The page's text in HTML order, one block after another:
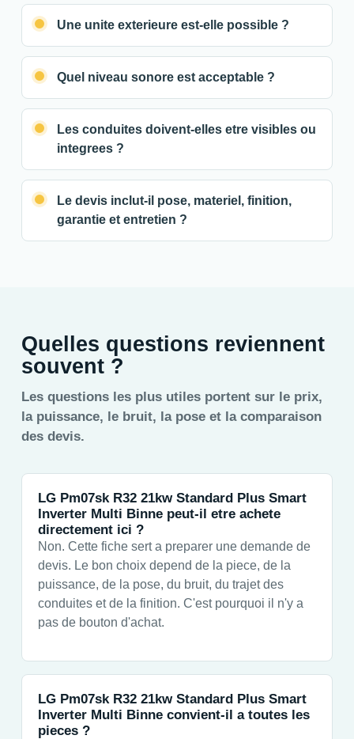
Une unite exterieure est-elle possible ?
Quel niveau sonore est acceptable ?
Les conduites doivent-elles etre visibles ou
integrees ?
Le devis inclut-il pose, materiel, finition,
garantie et entretien ?
Quelles questions reviennent
souvent ?
Les questions les plus utiles portent sur le prix,
la puissance, le bruit, la pose et la comparaison
des devis.
LG Pm07sk R32 21kw Standard Plus Smart
Inverter Multi Binne peut-il etre achete
directement ici ?
Non. Cette fiche sert a preparer une demande de
devis. Le bon choix depend de la piece, de la
puissance, de la pose, du bruit, du trajet des
conduites et de la finition. C'est pourquoi il n'y a
pas de bouton d'achat.
LG Pm07sk R32 21kw Standard Plus Smart
Inverter Multi Binne convient-il a toutes les
pieces ?